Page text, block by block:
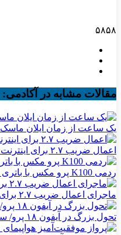
۵۸۵۸
مقالات مشابه در آکادمی:
یک ساعت از زمان ایلان ماسک ۱۰۰ میلیون دلار می‌ارزد؟ / پاسخی برای یک ادعای بزرگ
اعمال ضریب ۲.۷ برای اینترنت بین‌الملل صحت دارد؟ / واکنش سازمان تنظیم مقررات
ردمی K100 پرو مکس با باتری غول‌پیکر و شارژ بی‌سیم روانه بازار می‌شود
ماجرای اعمال ضریب ۲.۷ برای اینترنت بین‌الملل چیست؟
تحول بزرگ در آیفون ۱۸ پرو/ سه قابلیت رویایی که بالاخره به حقیقت می‌پیوندند